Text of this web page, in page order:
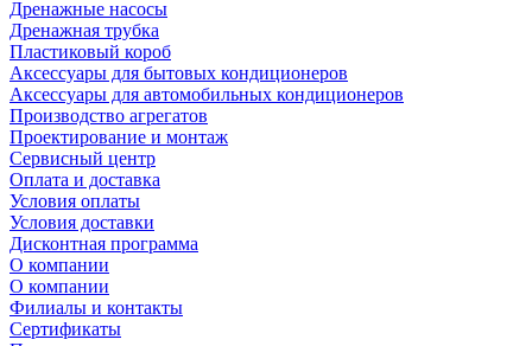
Дренажные насосы
Дренажная трубка
Пластиковый короб
Аксессуары для бытовых кондиционеров
Аксессуары для автомобильных кондиционеров
Производство агрегатов
Проектирование и монтаж
Сервисный центр
Оплата и доставка
Условия оплаты
Условия доставки
Дисконтная программа
О компании
О компании
Филиалы и контакты
Сертификаты